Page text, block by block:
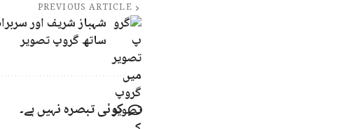
PREVIOUS ARTICLE
شہباز شریف اور
ساتھ گروپ تصویر
کوئی تبصرہ نہیں ہے۔